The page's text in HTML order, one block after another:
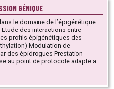
GÉNIQUE
le domaine de l’épigénétique :
de
épidrogues Prestation
au point de protocole adapté aux
préparation des échantillons,
de l’épigénome. IPStar :
l’automatisation de la